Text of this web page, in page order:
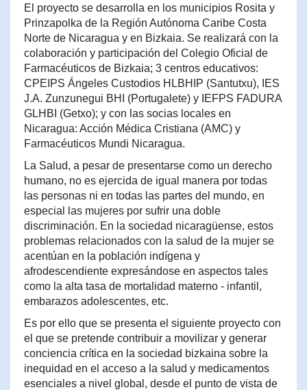
El proyecto se desarrolla en los municipios Rosita y
Prinzapolka de la Región Autónoma Caribe Costa
Norte de Nicaragua y en Bizkaia. Se realizará con la
colaboración y participación del Colegio Oficial de
Farmacéuticos de Bizkaia; 3 centros educativos:
CPEIPS Ángeles Custodios HLBHIP (Santutxu), IES
J.A. Zunzunegui BHI (Portugalete) y IEFPS FADURA
GLHBI (Getxo); y con las socias locales en
Nicaragua: Acción Médica Cristiana (AMC) y
Farmacéuticos Mundi Nicaragua.
La Salud, a pesar de presentarse como un derecho
humano, no es ejercida de igual manera por todas
las personas ni en todas las partes del mundo, en
especial las mujeres por sufrir una doble
discriminación. En la sociedad nicaragüense, estos
problemas relacionados con la salud de la mujer se
acentúan en la población indígena y
afrodescendiente expresándose en aspectos tales
como la alta tasa de mortalidad materno - infantil,
embarazos adolescentes, etc.
Es por ello que se presenta el siguiente proyecto con
el que se pretende contribuir a movilizar y generar
conciencia crítica en la sociedad bizkaina sobre la
inequidad en el acceso a la salud y medicamentos
esenciales a nivel global, desde el punto de vista de